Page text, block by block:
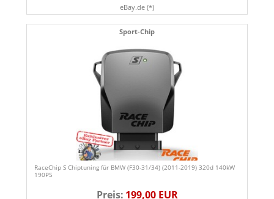
eBay.de (*)
Sport-Chip
RaceChip S Chiptuning für BMW (F30-31/34) (2011-2019) 320d 140kW
190PS
Preis: 199,00 EUR